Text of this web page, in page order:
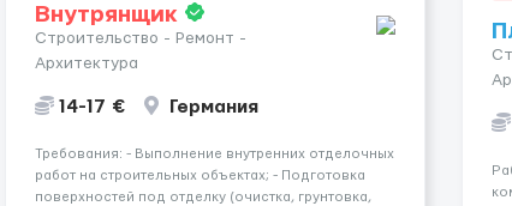
Внутрянщик
Строительство - Ремонт -
Архитектура
14-17 € Германия
Требования: - Выполнение внутренних отделочных
работ на строительных объектах; - Подготовка
поверхностей под отделку (очистка, грунтовка,